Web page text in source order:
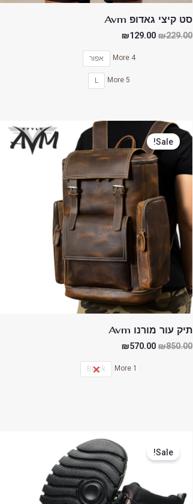
סט קיצי גאדופ Avm
₪229.00
₪129.00
אפור 4 More
L 5 More
Sale!
תיק עור מורנו Avm
₪850.00
המחיר
המקורי
היה:
₪850.00.
₪570.00
המחיר
הנוכחי
הוא:
₪570.00.
Black 1 More
Sale!
המקורי
היה:
₪499.00.
הנוכחי
הוא:
₪349.00.